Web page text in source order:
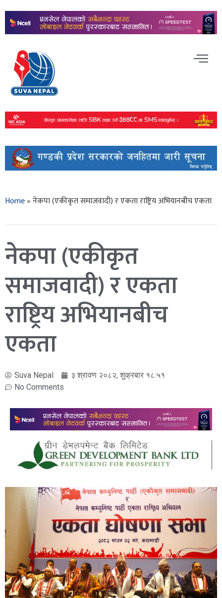
Home»नेकपा (एकीकृत समाजवादी) र एकता राष्ट्रिय अभियानबीच एकता
नेकपा (एकीकृत
समाजवादी) र एकता
राष्ट्रिय अभियानबीच
एकता
Suva Nepal
३ श्रावण २०८२, शुक्रबार १८:५१
No Comments